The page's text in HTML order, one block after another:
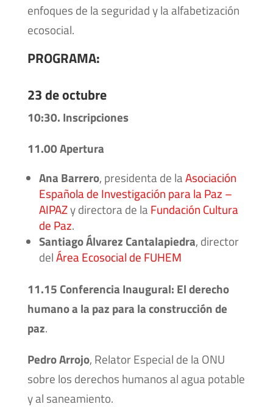
enfoques de la seguridad y la alfabetización
ecosocial.
PROGRAMA:
23 de octubre
10:30. Inscripciones
11.00 Apertura
Ana Barrero, presidenta de laAsociación
Española de Investigación para la Paz –
AIPAZy directora de la Fundación Cultura
de Paz.
Santiago Álvarez Cantalapiedra, director
delÁrea Ecosocial de FUHEM
11.15 Conferencia Inaugural: El derecho
humano a la paz para la construcción de
paz.
Pedro Arrojo, Relator Especial de la ONU
sobre los derechos humanos al agua potable
y al saneamiento.